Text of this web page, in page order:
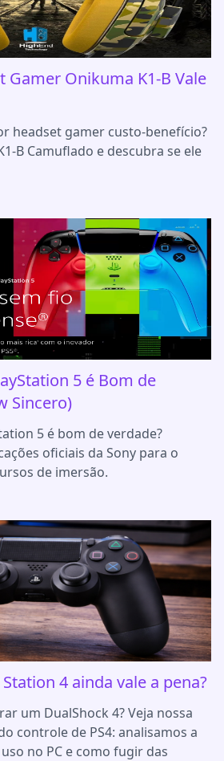
Gamer Onikuma K1-B Vale
headset gamer custo-benefício?
B Camuflado e descubra se ele
5 é Bom de
Sincero)
5 é bom de verdade?
oficiais da Sony para o
de imersão.
4 ainda vale a pena?
um DualShock 4? Veja nossa
controle de PS4: analisamos a
no PC e como fugir das